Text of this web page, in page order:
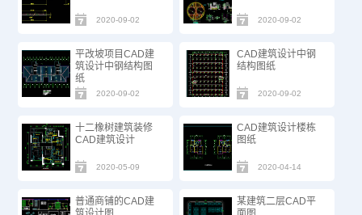
2020-09-02 2020-09-02
平改坡项目CAD建
筑设计中钢结构图
纸
2020-09-02
CAD建筑设计中钢
结构图纸
2020-09-02
十二橡树建筑装修
CAD建筑设计
2020-05-09
CAD建筑设计楼栋
图纸
2020-04-14
普通商铺的CAD建
某建筑二层CAD平